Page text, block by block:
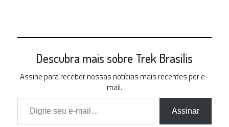
Descubra mais sobre Trek Brasilis
Assine para receber nossas notícias mais recentes por e-
mail.
Digite seu e-mail…
Assinar